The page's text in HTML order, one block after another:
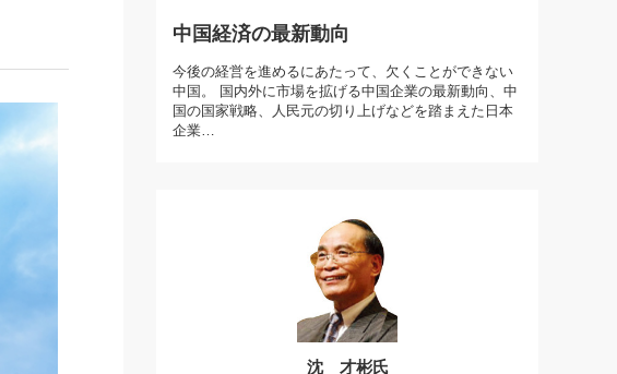
どころ・ツッコミどこ
マネジメント(5)
社長の「氣」(30)
米国スポーツ・ビジネスに学ぶ心理学(98)
高橋一喜の『これぞ！"本物の温泉"』(157)
中国経済の最新動向
今後の経営を進めるにあたって、欠くことができない
中国。 国内外に市場を拡げる中国企業の最新動向、中
国の国家戦略、人民元の切り上げなどを踏まえた日本
企業…
沈 才彬氏